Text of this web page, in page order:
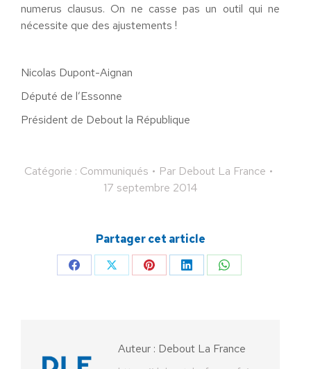
numerus clausus. On ne casse pas un outil qui ne
nécessite que des ajustements !
Nicolas Dupont-Aignan
Député de l’Essonne
Président de Debout la République
Catégorie : Communiqués Par Debout La France
17 septembre 2014
Partager cet article
PartagerPartagerPartagerPartagerPartager
Auteur : Debout La France